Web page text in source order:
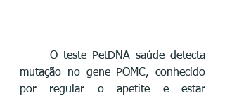
O teste PetDNA saúde detecta
mutação no gene POMC, conhecido
por regular o apetite e estar